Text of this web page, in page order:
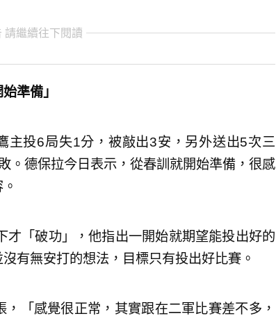
請繼續往下閱讀
準備」
主投6局失1分，被敲出3安，另外送出5次三
。德保拉今日表示，從春訓就開始準備，很感
「破功」，他指出一開始就期望能投出好的
有無安打的想法，目標只有投出好比賽。
「感覺很正常，其實跟在二軍比賽差不多，